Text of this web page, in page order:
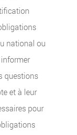
national ou
questions
et à leur
pour